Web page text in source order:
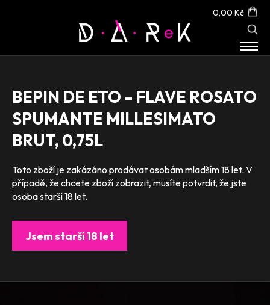
0,00 Kč
O NÁS
KONTAKT
BEPIN DE ETO – FLAVE ROSATO
SPUMANTE MILLESIMATO
BRUT, 0,75L
Toto zboží je zakázáno prodávat osobám mladším 18 let. V
případě, že chcete zboží zobrazit, musíte potvrdit, že jste
osoba starší 18 let.
Jsem starší 18 let